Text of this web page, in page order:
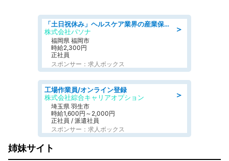
＞
「土日祝休み」ヘルスケア業界の産業保健師/高時給/未経験OK/要資格:保健師、正看護師
株式会社パソナ
福岡県 福岡市
時給2,300円
正社員
スポンサー：求人ボックス
＞
工場作業員/オンライン登録
株式会社綜合キャリアオプション
埼玉県 羽生市
時給1,600円～2,000円
正社員 / 派遣社員
スポンサー：求人ボックス
姉妹サイト